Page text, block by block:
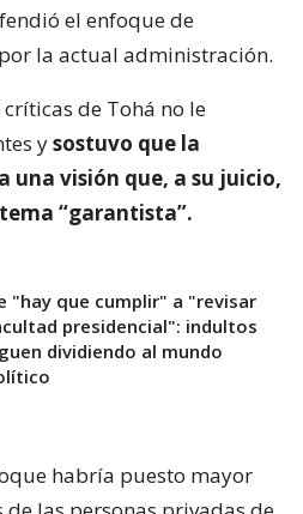
el enfoque de
la actual administración.
de Tohá no le
ysostuvo que la
una visión que, a su juicio,
“garantista”.
"hay que cumplir" a "revisar
presidencial": indultos
dividiendo al mundo
habría puesto mayor